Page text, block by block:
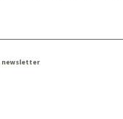
newsletter